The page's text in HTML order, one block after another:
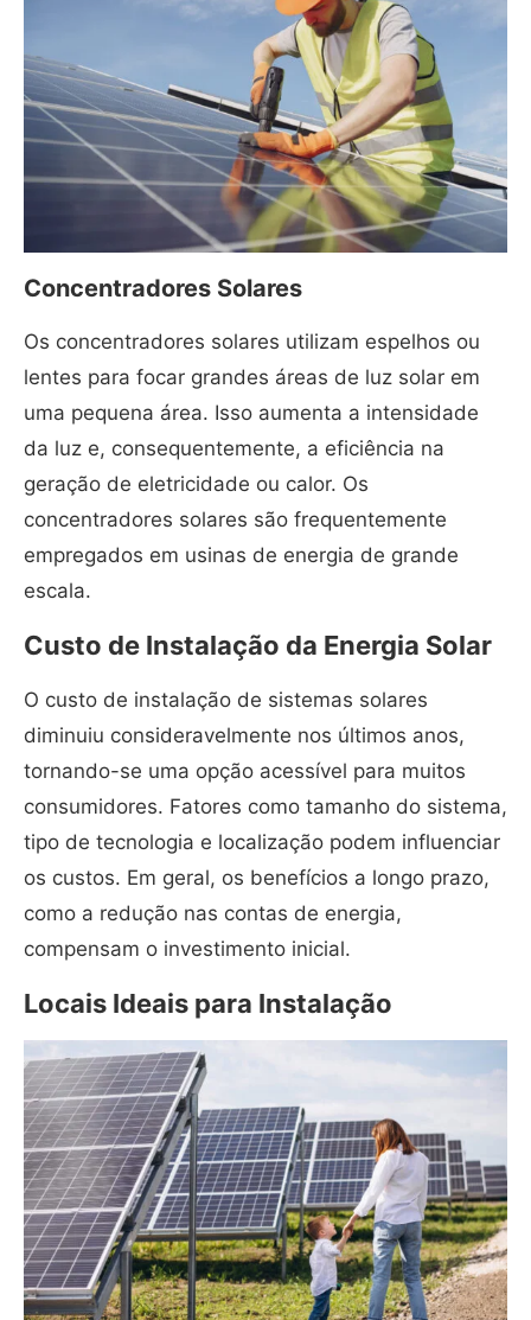
Concentradores Solares
Os concentradores solares utilizam espelhos ou
lentes para focar grandes áreas de luz solar em
uma pequena área. Isso aumenta a intensidade
da luz e, consequentemente, a eficiência na
geração de eletricidade ou calor. Os
concentradores solares são frequentemente
empregados em usinas de energia de grande
escala.
Custo de Instalação da Energia Solar
O custo de instalação de sistemas solares
diminuiu consideravelmente nos últimos anos,
tornando-se uma opção acessível para muitos
consumidores. Fatores como tamanho do sistema,
tipo de tecnologia e localização podem influenciar
os custos. Em geral, os benefícios a longo prazo,
como a redução nas contas de energia,
compensam o investimento inicial.
Locais Ideais para Instalação